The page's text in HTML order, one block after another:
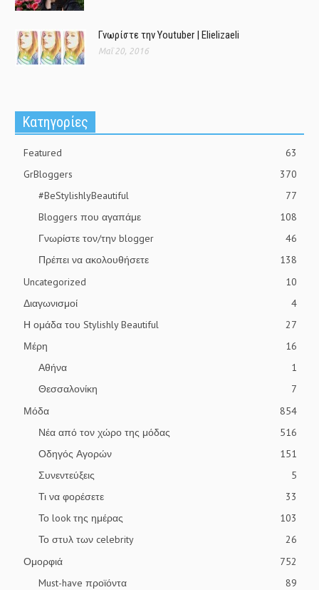
Γνωρίστε την Youtuber | Elielizaeli
Μαΐ 20, 2016
Kατηγορίες
Featured
63
GrBloggers
370
#BeStylishlyBeautiful
77
Bloggers που αγαπάμε
108
Γνωρίστε τον/την blogger
46
Πρέπει να ακολουθήσετε
138
Uncategorized
10
Διαγωνισμοί
4
Η ομάδα του Stylishly Beautiful
27
Μέρη
16
Αθήνα
1
Θεσσαλονίκη
7
Μόδα
854
Νέα από τον χώρο της μόδας
516
Οδηγός Αγορών
151
Συνεντεύξεις
5
Τι να φορέσετε
33
Το look της ημέρας
103
Το στυλ των celebrity
26
Ομορφιά
752
Must-have προϊόντα
89